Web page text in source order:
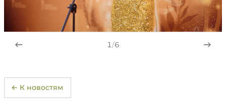
1/6
← К новостям